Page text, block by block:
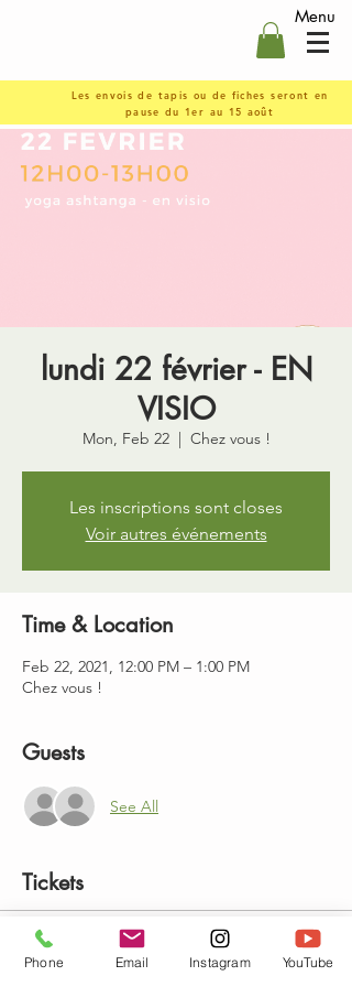
Menu
Les envois de tapis ou de fiches seront en
pause du 1er au 15 août
lundi 22 février - EN
VISIO
Mon, Feb 22
  |
Chez vous !
Les inscriptions sont closes
Voir autres événements
Time & Location
Feb 22, 2021, 12:00 PM – 1:00 PM
Chez vous !
Guests
See All
Tickets
Sale ended
Phone Email Instagram YouTube